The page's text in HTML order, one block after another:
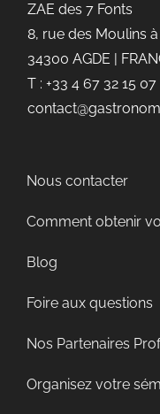
ZAE des 7 Fonts
8, rue des Moulins
34300 AGDE |
T : +33 4 67 32 15 07
Nous contacter
Comment obtenir
Blog
Foire aux questions
Nos Partenaires
Organisez votre